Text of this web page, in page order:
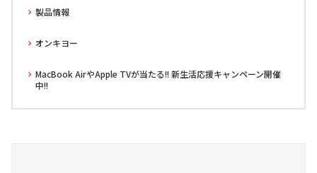
製品情報
オンキヨー
MacBook AirやApple TVが当たる!! 新生活応援キャンペーン開催
中!!